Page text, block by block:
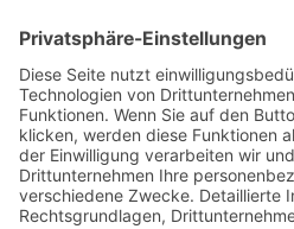
Geschäftsmodelle
›Vorstandswechsel
befristet
›Wasserstoff-Hochlauf:
konkrete Schritte
›Solaranlage
LichtBlick installieren erste